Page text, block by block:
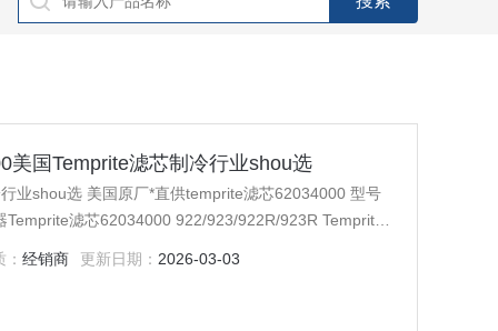
美国Temprite滤芯制冷行业shou选
业shou选 美国原厂*直供temprite滤芯62034000 型号
滤芯62034000 922/923/922R/923R Temprite
：经销商 更新日期： 2026-03-03